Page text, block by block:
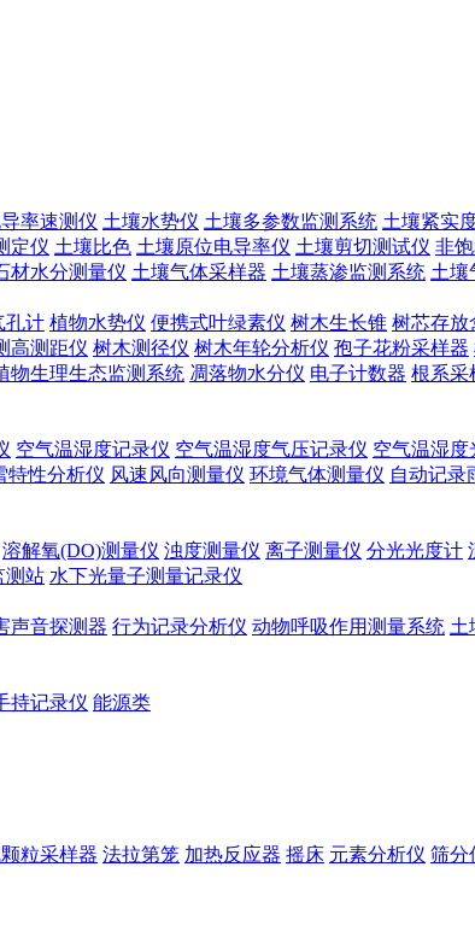
率速测仪 土壤水势仪 土壤多参数监测系统 土壤紧实
定仪 土壤比色 土壤原位电导率仪 土壤剪切测试仪 非
材水分测量仪 土壤气体采样器 土壤蒸渗监测系统 土壤
孔计 植物水势仪 便携式叶绿素仪 树木生长锥 树芯存放
高测距仪 树木测径仪 树木年轮分析仪 孢子花粉采样器
物生理生态监测系统 凋落物水分仪 电子计数器 根系采
空气温湿度记录仪 空气温湿度气压记录仪 空气温湿度
特性分析仪 风速风向测量仪 环境气体测量仪 自动记录
溶解氧(DO)测量仪 浊度测量仪 离子测量仪 分光光度计
测站 水下光量子测量记录仪
声音探测器 行为记录分析仪 动物呼吸作用测量系统 土
持记录仪 能源类
粒采样器 法拉第笼 加热反应器 摇床 元素分析仪 筛分